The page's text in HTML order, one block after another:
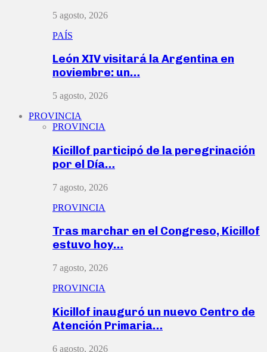
5 agosto, 2026
PAÍS
León XIV visitará la Argentina en
noviembre: un…
5 agosto, 2026
PROVINCIA
PROVINCIA
Kicillof participó de la peregrinación
por el Día…
7 agosto, 2026
PROVINCIA
Tras marchar en el Congreso, Kicillof
estuvo hoy…
7 agosto, 2026
PROVINCIA
Kicillof inauguró un nuevo Centro de
Atención Primaria…
6 agosto, 2026